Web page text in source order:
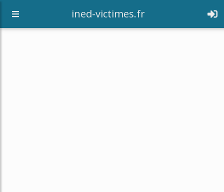
ined-victimes.fr